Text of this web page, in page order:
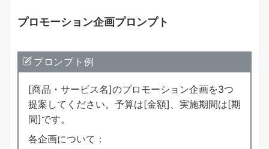
プロモーション企画プロンプト
プロンプト例
[商品・サービス名]のプロモーション企画を3つ
提案してください。予算は[金額]、実施期間は[期
間]です。
各企画について：